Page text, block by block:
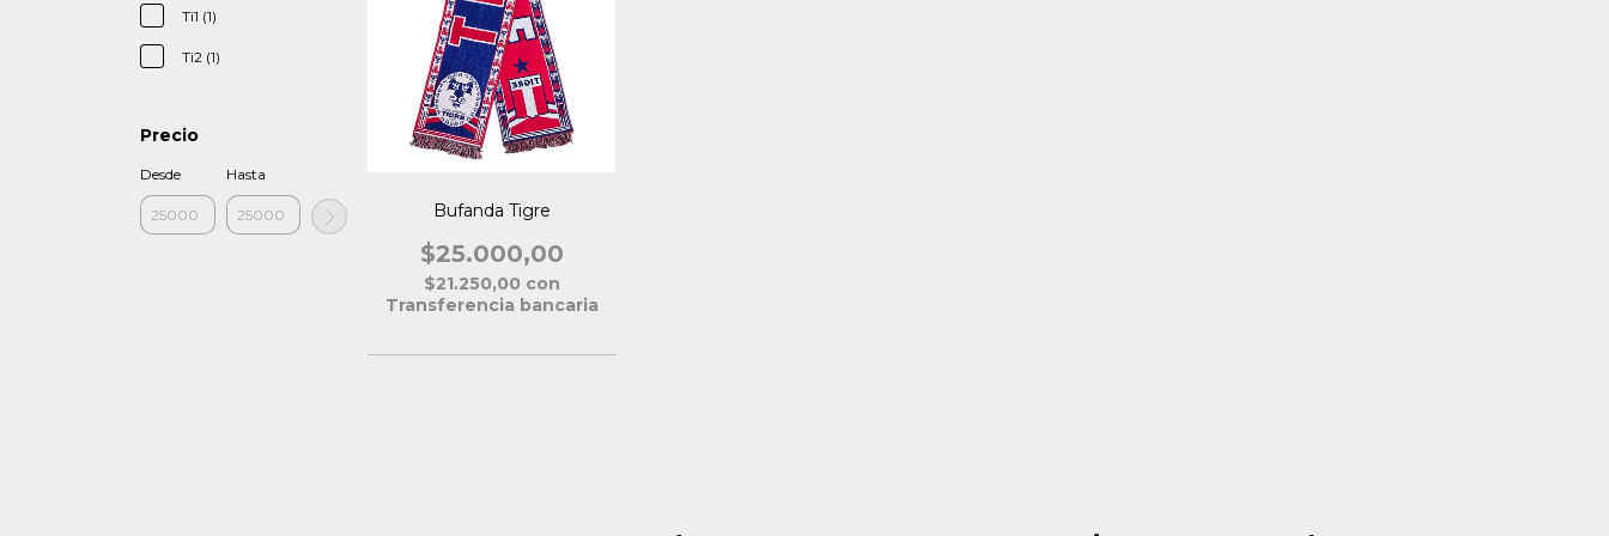
Ti1 (1)
Ti2 (1)
Precio
Desde Hasta
Bufanda Tigre
$25.000,00
$21.250,00 con
Transferencia bancaria